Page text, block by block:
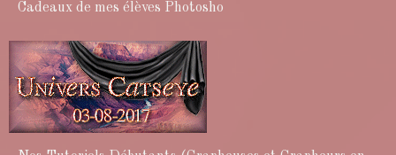
Cadeaux de mes élèves Photosho